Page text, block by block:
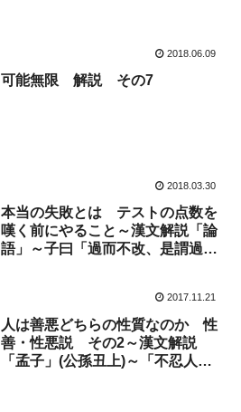
2018.06.09
可能無限 解説 その7
2018.03.30
本当の失敗とは テストの点数を
嘆く前にやること～漢文解説「論
語」～子曰「過而不改、是謂過
2017.11.21
人は善悪どちらの性質なのか 性
善・性悪説 その2～漢文解説
「孟子」(公孫丑上)～「不忍人之